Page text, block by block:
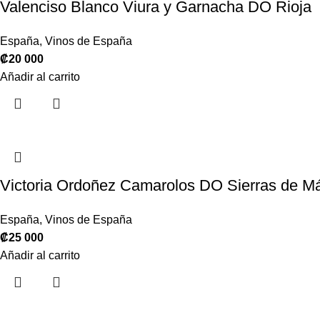
Valenciso Blanco Viura y Garnacha DO Rioja
España, Vinos de España
₡20 000
Añadir al carrito
Victoria Ordoñez Camarolos DO Sierras de
España, Vinos de España
₡25 000
Añadir al carrito